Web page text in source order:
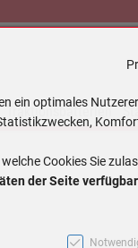
Traktionsbatterien
ein optimales
Cookies Sie
der Seite